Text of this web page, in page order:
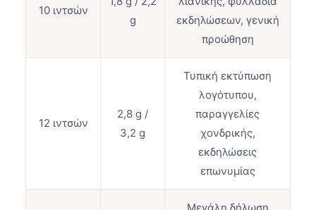
10 ιντσών
g
εκδηλώσεων, γενική
προώθηση
12 ιντσών
2,8 g /
3,2 g
Τυπική εκτύπωση
λογότυπου,
παραγγελίες
χονδρικής,
εκδηλώσεις
επωνυμίας